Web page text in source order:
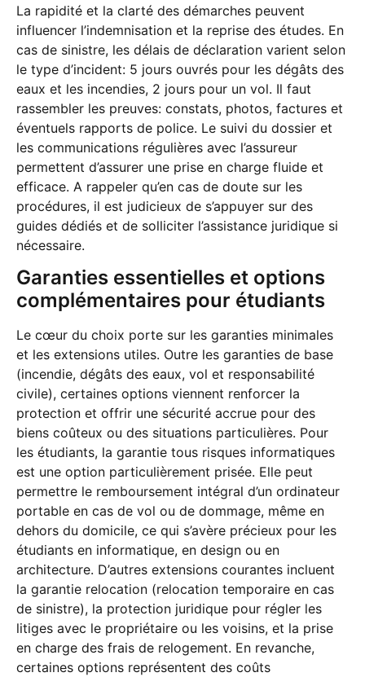
La rapidité et la clarté des démarches peuvent
influencer l’indemnisation et la reprise des études. En
cas de sinistre, les délais de déclaration varient selon
le type d’incident: 5 jours ouvrés pour les dégâts des
eaux et les incendies, 2 jours pour un vol. Il faut
rassembler les preuves: constats, photos, factures et
éventuels rapports de police. Le suivi du dossier et
les communications régulières avec l’assureur
permettent d’assurer une prise en charge fluide et
efficace. A rappeler qu’en cas de doute sur les
procédures, il est judicieux de s’appuyer sur des
guides dédiés et de solliciter l’assistance juridique si
nécessaire.
Garanties essentielles et options
complémentaires pour étudiants
Le cœur du choix porte sur les garanties minimales
et les extensions utiles. Outre les garanties de base
(incendie, dégâts des eaux, vol et responsabilité
civile), certaines options viennent renforcer la
protection et offrir une sécurité accrue pour des
biens coûteux ou des situations particulières. Pour
les étudiants, la garantie tous risques informatiques
est une option particulièrement prisée. Elle peut
permettre le remboursement intégral d’un ordinateur
portable en cas de vol ou de dommage, même en
dehors du domicile, ce qui s’avère précieux pour les
étudiants en informatique, en design ou en
architecture. D’autres extensions courantes incluent
la garantie relocation (relocation temporaire en cas
de sinistre), la protection juridique pour régler les
litiges avec le propriétaire ou les voisins, et la prise
en charge des frais de relogement. En revanche,
certaines options représentent des coûts